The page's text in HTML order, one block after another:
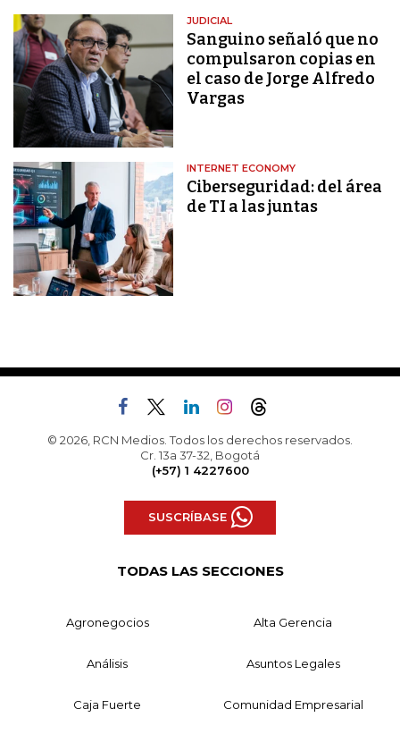
JUDICIAL
Sanguino señaló que no
compulsaron copias en
el caso de Jorge Alfredo
Vargas
INTERNET ECONOMY
Ciberseguridad: del área
de TI a las juntas
© 2026, RCN Medios. Todos los derechos reservados.
Cr. 13a 37-32, Bogotá
(+57) 1 4227600
SUSCRÍBASE
TODAS LAS SECCIONES
Agronegocios Alta Gerencia
Análisis Asuntos Legales
Caja Fuerte Comunidad Empresarial